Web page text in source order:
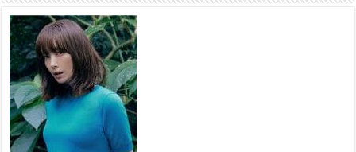
2026 оны 7 сар 21 / 16 цаг 47 минут
Тусгай замын автобус /BRT/
төслийн удирдах хорооны
ээлжит хуралдаан боллоо
2026 оны 7 сар 21 / 16 цаг 43 минут
Ерөнхий сайд Н.Учрал БНХАУ-
аас Монгол Улсад суугаа
Элчин сайд Шэнь
Миньжюанийг хүлээн авч